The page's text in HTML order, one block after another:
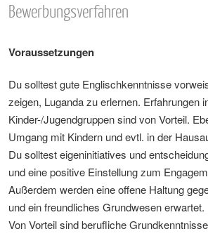
Bewerbungsverfahren
Voraussetzungen
Du solltest gute Englischkenntnisse
zeigen, Luganda zu erlernen. Erfahrungen
Kinder-/Jugendgruppen sind von Vorteil.
Umgang mit Kindern und evtl. in der
Du solltest eigeninitiatives und
und eine positive Einstellung zum
Außerdem werden eine offene Haltung
und ein freundliches Grundwesen erwartet.
Von Vorteil sind berufliche